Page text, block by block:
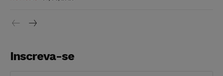
Inscreva-se